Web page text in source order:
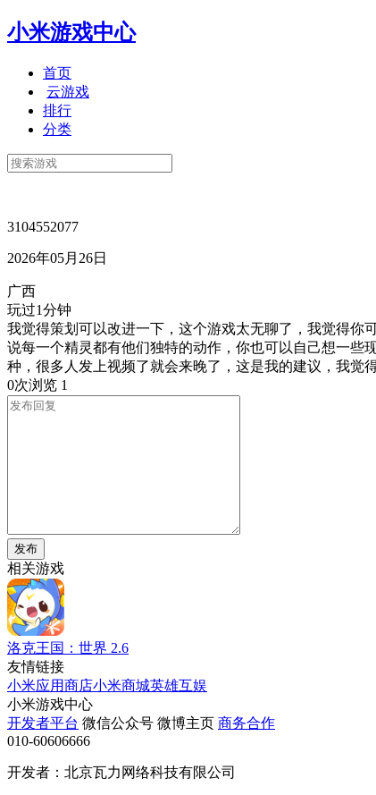
小米游戏中心
首页
云游戏
排行
分类
3104552077
2026年05月26日
广西
玩过1分钟
我觉得策划可以改进一下，这个游戏太无聊了，我觉得你
说每一个精灵都有他们独特的动作，你也可以自己想一些
种，很多人发上视频了就会来晚了，这是我的建议，我觉
0次浏览 1
发布
相关游戏
洛克王国：世界 2.6
友情链接
小米应用商店小米商城英雄互娱
小米游戏中心
开发者平台 微信公众号 微博主页 商务合作
010-60606666
开发者：北京瓦力网络科技有限公司